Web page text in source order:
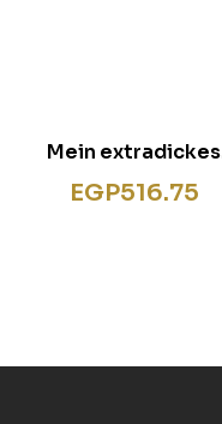
Mein extradickes
Fehler-Such-Buch
EGP516.75